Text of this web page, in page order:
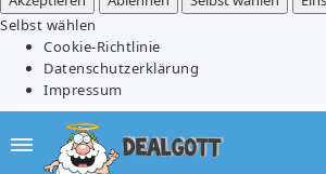
Selbst wählen
Cookie-Richtlinie
Datenschutzerklärung
Impressum